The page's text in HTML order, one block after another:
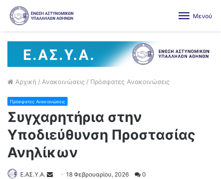
Μενού
Αρχική / Ανακοινώσεις / Πρόσφατες Ανακοινώσεις
Πρόσφατες Ανακοινώσεις
Συγχαρητήρια στην
Υποδιεύθυνση Προστασίας
Ανηλίκων
Ε.ΑΣ.Υ.Α. 18 Φεβρουαρίου, 2026 0